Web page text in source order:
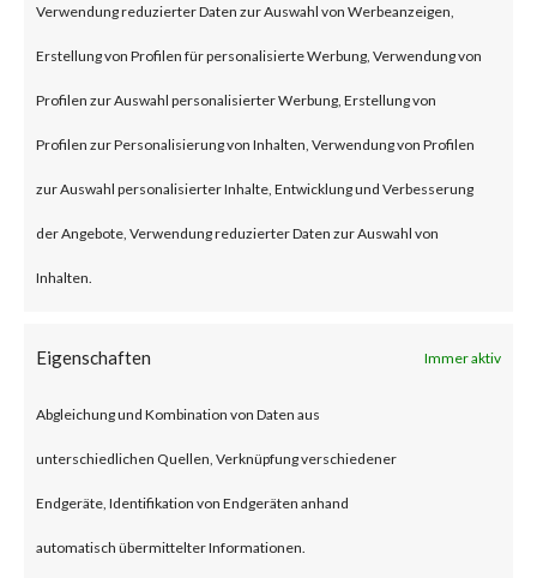
Verwendung reduzierter Daten zur Auswahl von Werbeanzeigen,
Erstellung von Profilen für personalisierte Werbung, Verwendung von
Profilen zur Auswahl personalisierter Werbung, Erstellung von
Profilen zur Personalisierung von Inhalten, Verwendung von Profilen
zur Auswahl personalisierter Inhalte, Entwicklung und Verbesserung
der Angebote, Verwendung reduzierter Daten zur Auswahl von
Inhalten.
Eigenschaften Immer aktiv
Abgleichung und Kombination von Daten aus
unterschiedlichen Quellen, Verknüpfung verschiedener
Endgeräte, Identifikation von Endgeräten anhand
automatisch übermittelter Informationen.
This is significant because
attackers have reportedly
started to exploit CVE-2023-
1389 in real time attacks.
Furthermore, proof-of-concept
(PoC) code is publicly available,
that the Mirai malware was
deployed to vulnerable TP-Link
Archer AX21 devices. CISA
added the vulnerability to their
Known Exploited Vulnerabilities